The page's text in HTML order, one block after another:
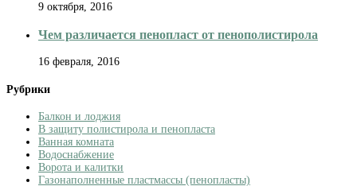
9 октября, 2016
Чем различается пенопласт от пенополистирола
16 февраля, 2016
Рубрики
Балкон и лоджия
В защиту полистирола и пенопласта
Ванная комната
Водоснабжение
Ворота и калитки
Газонаполненные пластмассы (пенопласты)